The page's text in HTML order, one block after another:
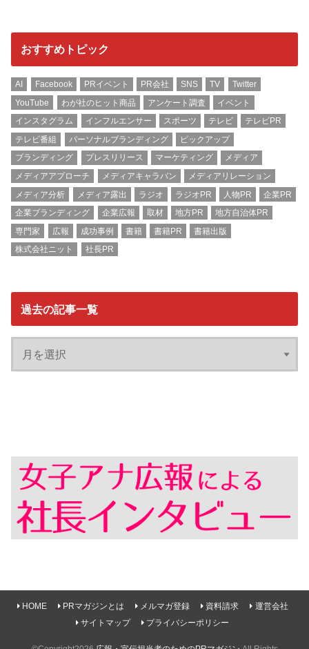
おすすめトピック
AI Facebook PRイベント PR会社 SNS TV
Twitter
YouTube
わが社のヒット商品 アンケート調査
イベント
インスタグラム
インフルエンサー スポーツ テレビ
テレビPR
テレビ番組
パーソナルブランディング
ピックアップ
ブランディング
プレスリリース マーケティング
メディア
メディアアプローチ
メディアキャラバン
メディアリレーション
メディア分析
メディア露出 ラジオ ラジオPR 人物PR
企業PR
企業ブランディング
企業広報 取材 地方PR
地方自治体PR
専門家
広報 成功事例 書籍 書籍PR
書籍出版
株式会社ニット
社長PR
過去の記事一覧
HOME PRマガジンとは メルマガ登録 資料請求
運営会社
サイトマップ
プライバシーポリシー